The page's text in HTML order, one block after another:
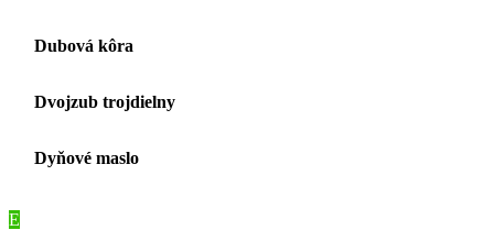
Dubová kôra
Dvojzub trojdielny
Dyňové maslo
E